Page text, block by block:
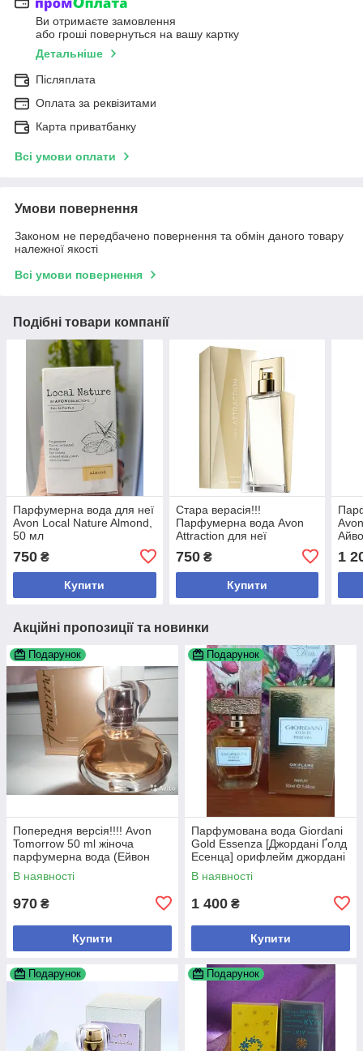
Ви отримаєте замовлення
або гроші повернуться на вашу картку
Детальніше
Післяплата
Оплата за реквізитами
Карта приватбанку
Всі умови оплати
Умови повернення
Законом не передбачено повернення та обмін даного товару
належної якості
Всі умови повернення
Подібні товари компанії
Парфумерна вода для неї
Avon Local Nature Almond,
50 мл
750 ₴
Купити
Стара верасія!!!
Парфумерна вода Avon
Attraction для неї
750₴
Купити
1
Акційні пропозиції та новинки
Подарунок
Попередня версія!!!! Avon
Tomorrow 50 ml жіноча
парфумерна вода (Ейвон
Туморов) Оригінал!
В наявності
970 ₴
Купити
Подарунок
Парфумована вода Giordani
Gold Essenza [Джордані Ґолд
Есенца] орифлейм джордані
есенса Оригинал 50мл
В наявності
1 400 ₴
Купити
Подарунок Подарунок